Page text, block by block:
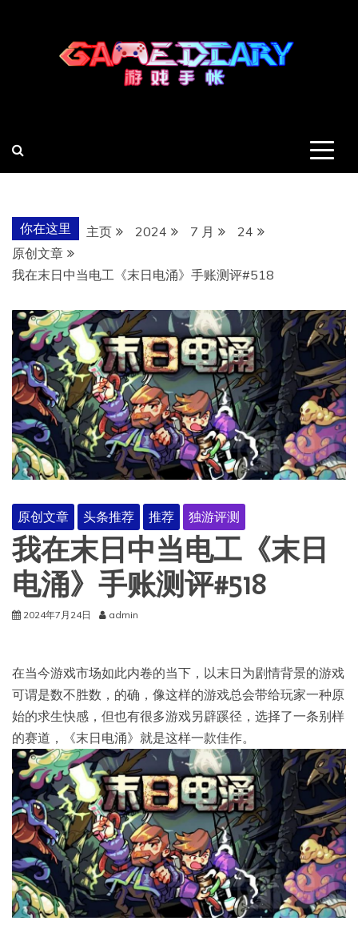
你在这里 主页 2024 7 月
24
原创文章
我在末日中当电工《末日电涌》手账测评#518
原创文章 头条推荐 推荐 独游评测
我在末日中当电工《末日
电涌》手账测评#518
2024年7月24日 admin
在当今游戏市场如此内卷的当下，以末日为剧情背景的游戏
可谓是数不胜数，的确，像这样的游戏总会带给玩家一种原
始的求生快感，但也有很多游戏另辟蹊径，选择了一条别样
的赛道，《末日电涌》就是这样一款佳作。